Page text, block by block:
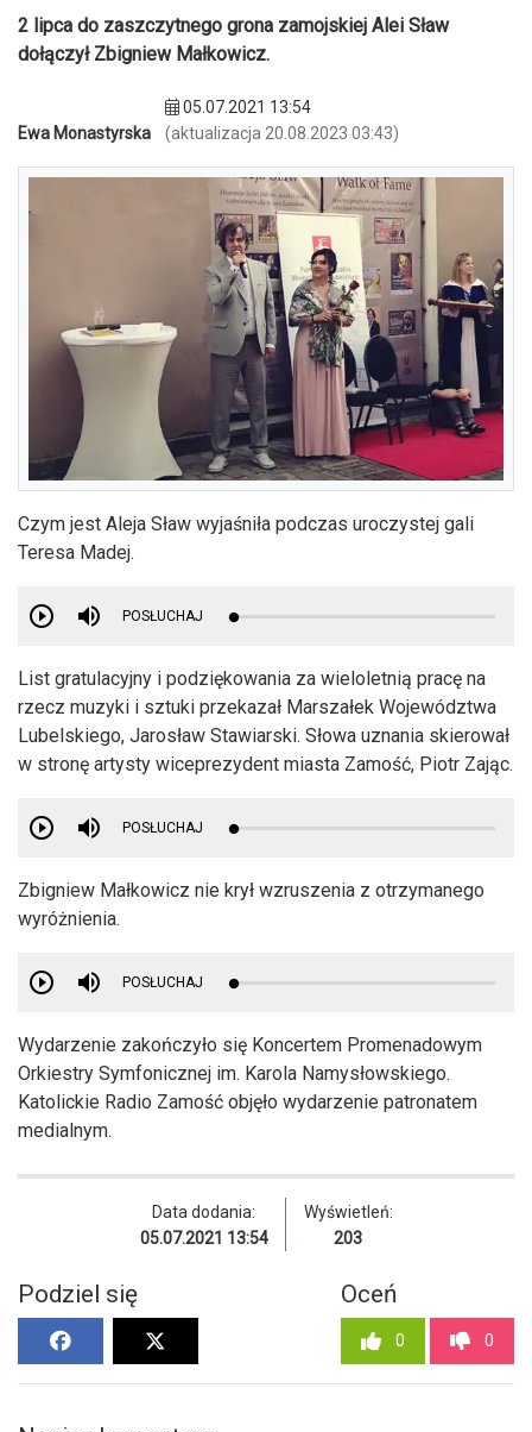
2 lipca do zaszczytnego grona zamojskiej Alei Sław
dołączył Zbigniew Małkowicz.
Ewa Monastyrska
05.07.2021 13:54
(aktualizacja 20.08.2023 03:43)
Czym jest Aleja Sław wyjaśniła podczas uroczystej gali
Teresa Madej.
POSŁUCHAJ
List gratulacyjny i podziękowania za wieloletnią pracę na
rzecz muzyki i sztuki przekazał Marszałek Województwa
Lubelskiego, Jarosław Stawiarski. Słowa uznania skierował
w stronę artysty wiceprezydent miasta Zamość, Piotr Zając.
POSŁUCHAJ
Zbigniew Małkowicz nie krył wzruszenia z otrzymanego
wyróżnienia.
POSŁUCHAJ
Wydarzenie zakończyło się Koncertem Promenadowym
Orkiestry Symfonicznej im. Karola Namysłowskiego.
Katolickie Radio Zamość objęło wydarzenie patronatem
medialnym.
Data dodania:
05.07.2021 13:54
Wyświetleń:
203
Podziel się Oceń
0 0